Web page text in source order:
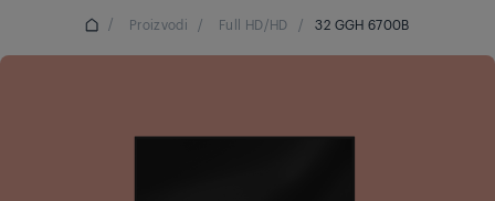
/ Proizvodi / Full HD/HD / 32 GGH 6700B